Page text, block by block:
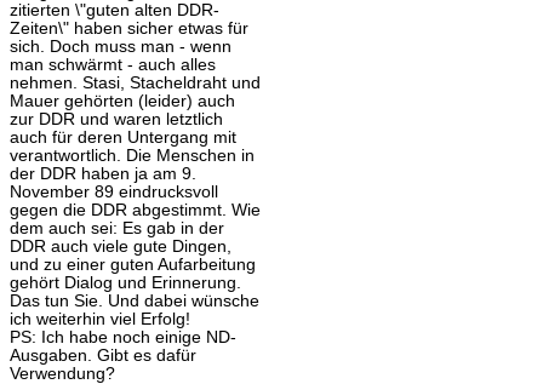
zitierten \"guten alten DDR-
Zeiten\" haben sicher etwas für
sich. Doch muss man - wenn
man schwärmt - auch alles
nehmen. Stasi, Stacheldraht und
Mauer gehörten (leider) auch
zur DDR und waren letztlich
auch für deren Untergang mit
verantwortlich. Die Menschen in
der DDR haben ja am 9.
November 89 eindrucksvoll
gegen die DDR abgestimmt. Wie
dem auch sei: Es gab in der
DDR auch viele gute Dingen,
und zu einer guten Aufarbeitung
gehört Dialog und Erinnerung.
Das tun Sie. Und dabei wünsche
ich weiterhin viel Erfolg!
PS: Ich habe noch einige ND-
Ausgaben. Gibt es dafür
Verwendung?